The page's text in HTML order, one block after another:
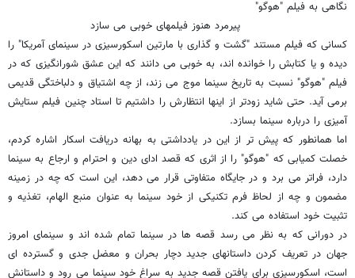
نگاهی به فیلم "هوگو"
پیرمرد هنوز فیلمهای خوبی می سازد
کسانی که فیلم مستند "گشت و گذاری با مارتین اسکورسیزی در سینمای آمریکا" را
دیده و یا کتابش را خوانده اند، به خوبی می دانند که این عشق شورانگیزی که در
فیلم "هوگو" نسبت به تاریخ سینما موج می زند، از چه اشتیاق و دلباختگی قدیمی
برمی آید. حتی شاید زودتر از اینها انتظارش را داشتیم تا استاد چنین فیلم ستایش
آمیزی را درباره سینما بسازد.
اما همانطور که پیش تر از این در یادداشتی به بهانه دریافت اسکار اشاره کردم،
خصلت کمیابی که "هوگو" را از اثری که قصد ادای دین و احترام و ارجاع به سینما
دارد، فراتر می برد و در جایگاه متفاوتی قرار می دهد، این است که چه در زمینه
مضمون و چه از لحاظ فرم تکنیکی از خود سینما به عنوان منبع الهام، تغذیه و
تثبیت خود استفاده می کند.
در دورانی که به نظر می رسد قصه ها در سینما تمام شده اند و سینمای امروز
جهان در تعریف کردن داستانهای جدید دچار بحران و معضل جدی و گسترده ای
است، اسکورسیزی برای یافتن قصه جدید به سراغ خود سینما می رود و داستانش